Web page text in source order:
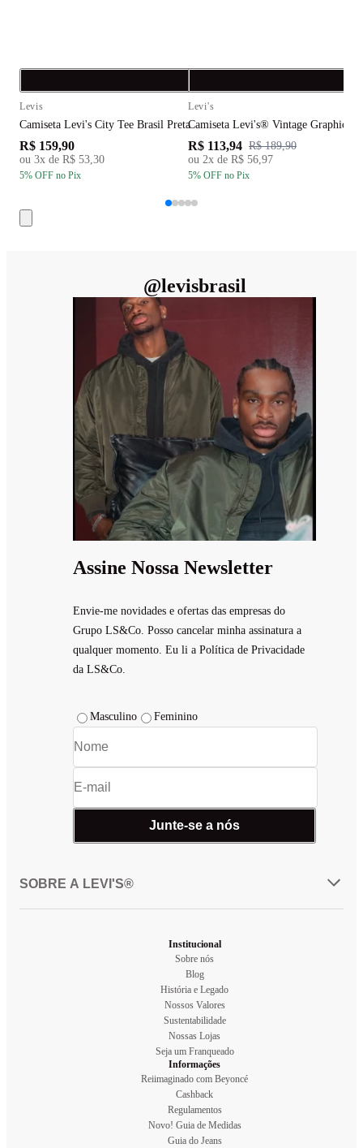
Levis
Camiseta Levi's City Tee Brasil Preta
R$ 159,90
ou 3x de R$ 53,30
5% OFF no Pix
Levi's
Camiseta Levi's® Vintage Graphic
R$ 113,94 R$ 189,90
ou 2x de R$ 56,97
5% OFF no Pix
@levisbrasil
Assine Nossa Newsletter
Envie-me novidades e ofertas das empresas do
Grupo LS&Co. Posso cancelar minha assinatura a
qualquer momento. Eu li a Política de Privacidade
da LS&Co.
Masculino Feminino
Junte-se a nós
SOBRE A LEVI'S®
Institucional
Sobre nós
Blog
História e Legado
Nossos Valores
Sustentabilidade
Nossas Lojas
Seja um Franqueado
Informações
Reiimaginado com Beyoncé
Cashback
Regulamentos
Novo! Guia de Medidas
Guia do Jeans